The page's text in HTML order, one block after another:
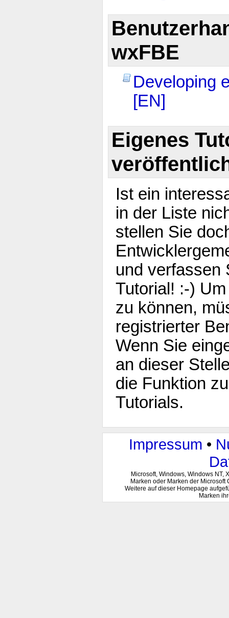
wxFBE
Developing
[EN]
Eigenes
Ist ein
in der Liste
stellen Sie
und verfassen
Tutorial! :-)
zu können,
registrierter
Wenn Sie
an dieser
die Funktion
Tutorials.
Impressum •
Microsoft, Windows, Windows NT,
Marken oder Marken der
Weitere auf dieser Homepage
Marken